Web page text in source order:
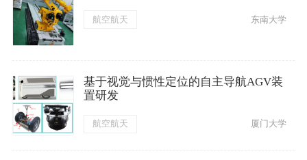
航空航天 东南大学
基于视觉与惯性定位的自主导航AGV装
置研发
航空航天 厦门大学